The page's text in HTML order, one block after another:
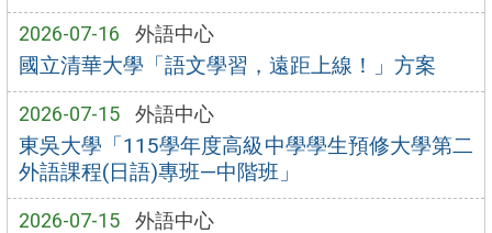
2026-07-16 外語中心
國立清華大學「語文學習，遠距上線！」方案
2026-07-15 外語中心
東吳大學「115學年度高級中學學生預修大學第二
外語課程(日語)專班—中階班」
2026-07-15 外語中心